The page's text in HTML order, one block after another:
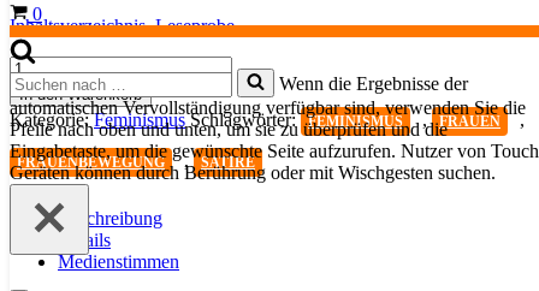
Warenkorb
0
Suchen
nach …
Wenn die Ergebnisse der
automatischen Vervollständigung verfügbar sind, verwenden Sie die
Pfeile nach oben und unten, um sie zu überprüfen und die
Eingabetaste, um die gewünschte Seite aufzurufen. Nutzer von
Geräten können durch Berührung oder mit Wischgesten suchen.
Inhaltsverzeichnis,Leseprobe
Sushi
auf
nackten
Damen
serviert
Menge
In den Warenkorb
Kategorie:Feminismus Schlagwörter: FEMINISMUS , FRAUEN ,
FRAUENBEWEGUNG , SATIRE
Beschreibung
Details
Medienstimmen